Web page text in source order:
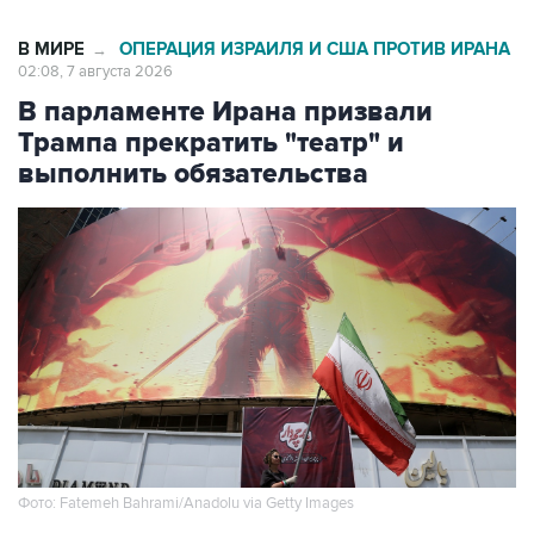
В МИРЕ → ОПЕРАЦИЯ ИЗРАИЛЯ И США ПРОТИВ ИРАНА
02:08, 7 августа 2026
В парламенте Ирана призвали
Трампа прекратить "театр" и
выполнить обязательства
Фото: Fatemeh Bahrami/Anadolu via Getty Images